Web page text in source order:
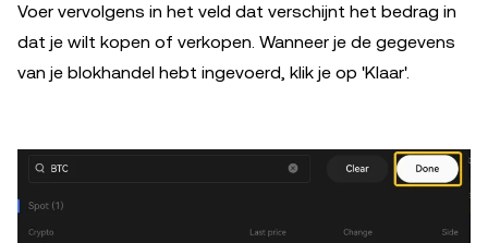
Voer vervolgens in het veld dat verschijnt het bedrag in
dat je wilt kopen of verkopen. Wanneer je de gegevens
van je blokhandel hebt ingevoerd, klik je op 'Klaar'.